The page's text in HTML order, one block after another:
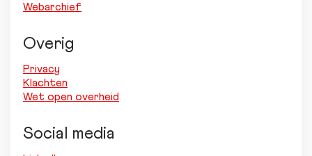
Webarchief
Overig
Privacy
Klachten
Wet open overheid
Social media